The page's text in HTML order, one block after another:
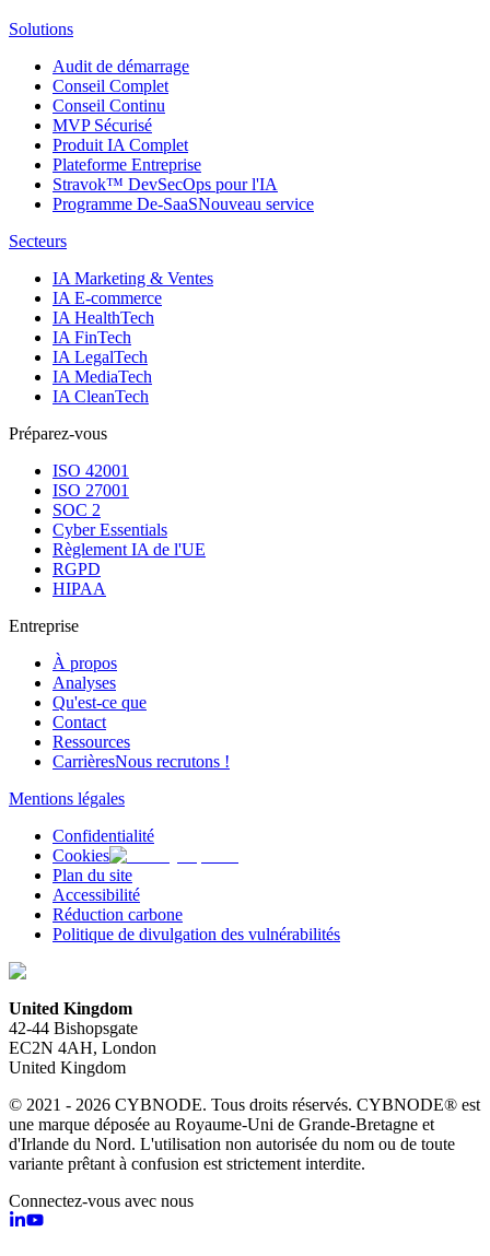
Solutions
Audit de démarrage
Conseil Complet
Conseil Continu
MVP Sécurisé
Produit IA Complet
Plateforme Entreprise
Stravok™ DevSecOps pour l'IA
Programme De-SaaSNouveau service
Secteurs
IA Marketing & Ventes
IA E-commerce
IA HealthTech
IA FinTech
IA LegalTech
IA MediaTech
IA CleanTech
Préparez-vous
ISO 42001
ISO 27001
SOC 2
Cyber Essentials
Règlement IA de l'UE
RGPD
HIPAA
Entreprise
À propos
Analyses
Qu'est-ce que
Contact
Ressources
CarrièresNous recrutons !
Mentions légales
Confidentialité
Cookies
Plan du site
Accessibilité
Réduction carbone
Politique de divulgation des vulnérabilités
United Kingdom
42-44 Bishopsgate
EC2N 4AH, London
United Kingdom
© 2021 - 2026 CYBNODE. Tous droits réservés. CYBNODE® est
une marque déposée au Royaume-Uni de Grande-Bretagne et
d'Irlande du Nord. L'utilisation non autorisée du nom ou de toute
variante prêtant à confusion est strictement interdite.
Connectez-vous avec nous